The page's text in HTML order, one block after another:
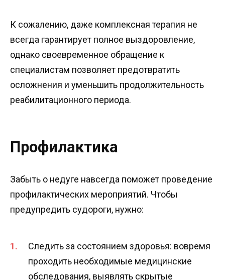
К сожалению, даже комплексная терапия не
всегда гарантирует полное выздоровление,
однако своевременное обращение к
специалистам позволяет предотвратить
осложнения и уменьшить продолжительность
реабилитационного периода.
Профилактика
Забыть о недуге навсегда поможет проведение
профилактических мероприятий. Чтобы
предупредить судороги, нужно:
Следить за состоянием здоровья: вовремя
проходить необходимые медицинские
обследования, выявлять скрытые